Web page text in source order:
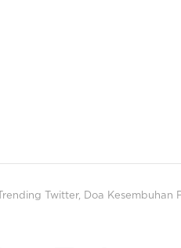
Trending Twitter, Doa Kesembuhan